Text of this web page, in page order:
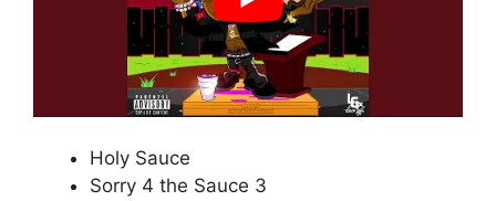
Holy Sauce
Sorry 4 the Sauce 3